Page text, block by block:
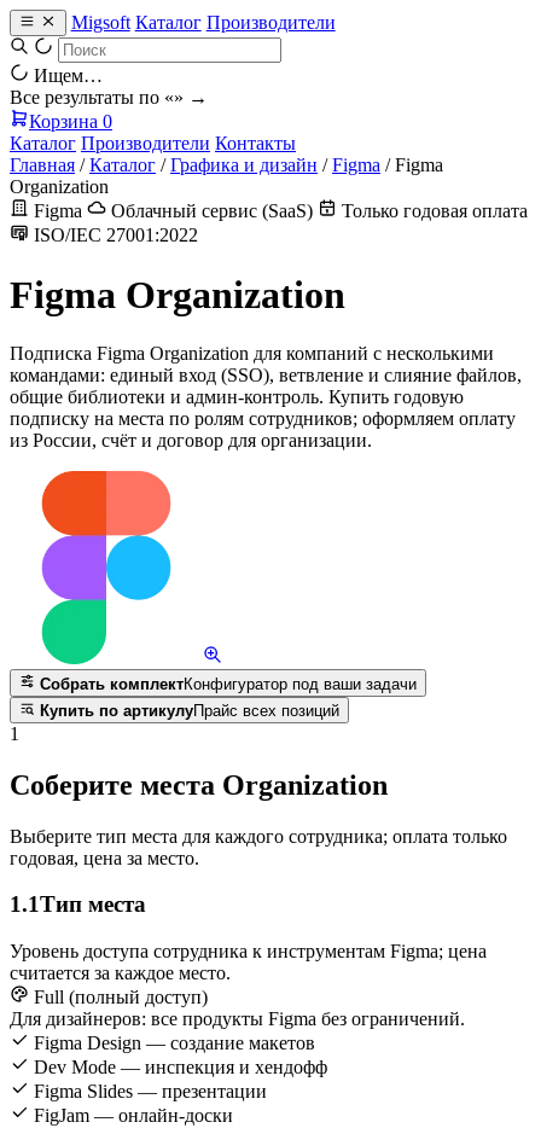
Migsoft Каталог Производители
Ищем…
Все результаты по «» →
Корзина 0
Каталог Производители Контакты
Главная / Каталог / Графика и дизайн / Figma / Figma
Organization
Figma
Облачный сервис (SaaS)
Только годовая оплата
ISO/IEC 27001:2022
Figma Organization
Подписка Figma Organization для компаний с несколькими
командами: единый вход (SSO), ветвление и слияние файлов,
общие библиотеки и админ-контроль. Купить годовую
подписку на места по ролям сотрудников; оформляем оплату
из России, счёт и договор для организации.
Собрать комплектКонфигуратор под ваши задачи
Купить по артикулуПрайс всех позиций
1
Соберите места Organization
Выберите тип места для каждого сотрудника; оплата только
годовая, цена за место.
1.1Тип места
Уровень доступа сотрудника к инструментам Figma; цена
считается за каждое место.
Full (полный доступ)
Для дизайнеров: все продукты Figma без ограничений.
Figma Design — создание макетов
Dev Mode — инспекция и хендофф
Figma Slides — презентации
FigJam — онлайн-доски